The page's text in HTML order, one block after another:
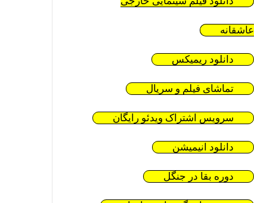
عاشقانه
دانلود ریمیکس
تماشای فیلم و سریال
سرویس اشتراک ویدئو رایگان
دانلود انیمیشن
دوره بقا در جنگل